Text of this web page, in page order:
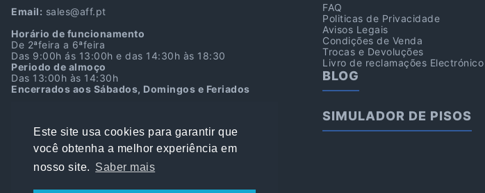
Este site usa cookies para garantir que
você obtenha a melhor experiência em
nosso site. Saber mais
Email: sales@aff.pt
Horário de funcionamento
De 2ªfeira a 6ªfeira
Das 9:00h ás 13:00h e das 14:30h às 18:30
Periodo de almoço
Das 13:00h às 14:30h
Encerrados aos Sábados, Domingos e Feriados
38.761036, -9.377750
NIPC: 501216901
Capital Social:500.000,00€
Data da Fundação:06-10-1981
FAQ
Politicas de Privacidade
Avisos Legais
Condições de Venda
Trocas e Devoluções
Livro de reclamações Electrónico
BLOG
SIMULADOR DE PISOS